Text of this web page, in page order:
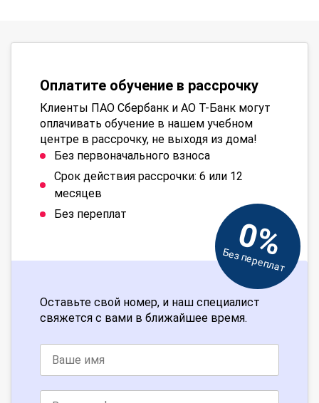
Оплатите обучение в рассрочку
Клиенты ПАО Сбербанк и АО Т-Банк могут
оплачивать обучение в нашем учебном
центре в рассрочку, не выходя из дома!
Без первоначального взноса
Срок действия рассрочки: 6 или 12
месяцев
Без переплат
0%
Без переплат
Оставьте свой номер, и наш специалист
свяжется с вами в ближайшее время.